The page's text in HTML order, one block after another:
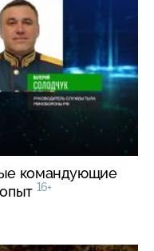
командующие
16+